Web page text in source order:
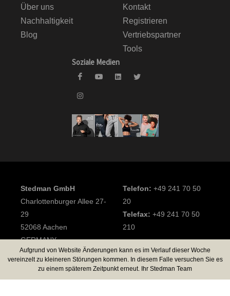
Aufgrund von Website Änderungen kann es im Verlauf dieser Woche
vereinzelt zu kleineren Störungen kommen. In diesem Falle versuchen Sie es
zu einem späterem Zeitpunkt erneut. Ihr Stedman Team
Über uns
Nachhaltigkeit
Blog
Kontakt
Registrieren
Vertriebspartner
Tools
Soziale Medien
Stedman GmbH
Charlottenburger Allee 27-
29
52068 Aachen
GERMANY
Telefon: +49 241 70 50
20
Telefax: +49 241 70 50
210
2026 Stedman GmbH
All rights reserved